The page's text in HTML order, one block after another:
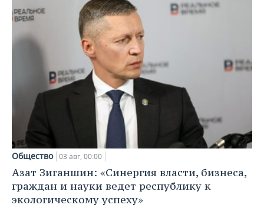
Общество 03 авг, 00:00
Азат Зиганшин: «Синергия власти, бизнеса,
граждан и науки ведет республику к
экологическому успеху»